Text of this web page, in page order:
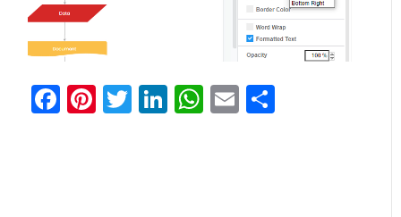
Facebook
Pinterest
Twitter
LinkedIn
WhatsApp
Email